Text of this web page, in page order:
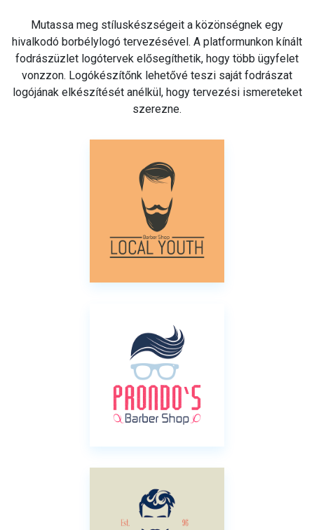
Mutassa meg stíluskészségeit a közönségnek egy
hivalkodó borbélylogó tervezésével. A platformunkon kínált
fodrászüzlet logótervek elősegíthetik, hogy több ügyfelet
vonzzon. Logókészítőnk lehetővé teszi saját fodrászat
logójának elkészítését anélkül, hogy tervezési ismereteket
szerezne.